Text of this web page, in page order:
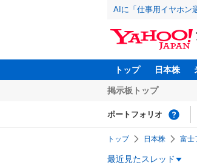
AIに「仕事用イヤホン
トップ 日本株
掲示板トップ
ポートフォリオ
トップ 日本株 富士
最近見たスレッド